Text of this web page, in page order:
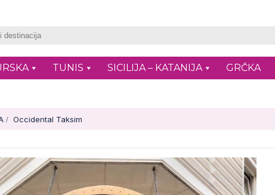
TUNIS SICILIJA – KATANIJA GRČKA
Occidental Taksim